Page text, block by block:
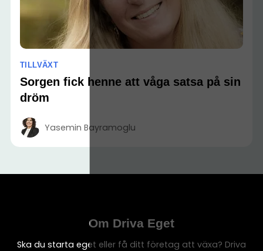
TILLVÄXT
Sorgen fick henne att våga satsa på sin
dröm
Yasemin Bayramoglu
Om Driva Eget
Ska du starta eget eller få ditt företag att växa? Driva